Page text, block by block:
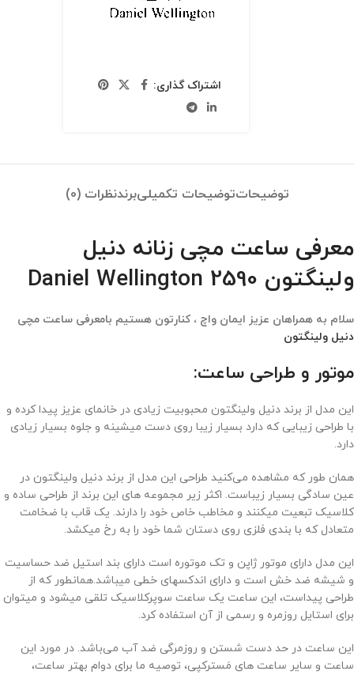
اشتراک گذاری:
توضیحاتتوضیحات تکمیلیبرندنظرات (0)
معرفی ساعت مچی زنانه دنیل
ولینگتون 2590 Daniel Wellington
سلام به همراهان عزیز ایمان واچ ، کنارتون هستیم بامعرفی ساعت مچی
دنیل ولینگتون
موتور و طراحی ساعت:
این مدل از برند دنیل ولینگتون محبوبیت زیادی در خانمای عزیز پیدا کرده و
با طراحی زیبایی که دارد بسیار زیبا روی دست میشینه و جلوه بسیار زیادی
دارد.
همان طور که مشاهده می‌کنید طراحی این مدل از برند دنیل ولینگتون در
عین سادگی بسیار زیباست. اکثر زیر مجموعه های این برند از طراحی ساده و
کلاسیک تبعیت میکنند و مخاطب خاص خود را دارند. یک قاب با ضخامت
متعادل که با بندی فلزی روی دستان شما خود را به رخ میکشد.
این مدل دارای موتور ژاپن و تک موتوره است دارای بند استیل ضد حساسیت
و شیشه ضد خش است و دارای اندکسهای خطی میباشد.همانطور که از
طراحی پیداست، این ساعت یک ساعت سوپرکلاسیک تلقی میشود و میتوان
برای استایل روزمره و رسمی از آن استفاده کرد.
این ساعت در حد دست شستن و روزمرگی ضد آب می‌باشد. در مورد این
ساعت و سایر ساعت های مَسترکپی، توصیه ما برای دوام بهتر ساعت،